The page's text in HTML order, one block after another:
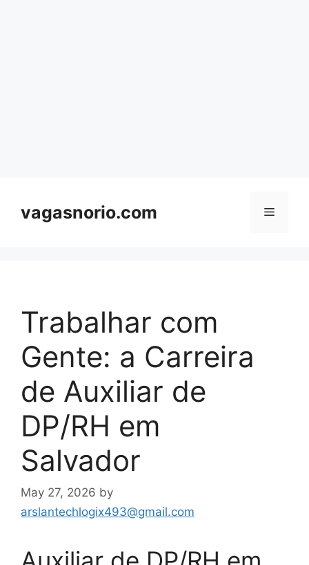
vagasnorio.com Menu
Trabalhar com
Gente: a Carreira
de Auxiliar de
DP/RH em
Salvador
May 27, 2026 by
arslantechlogix493@gmail.com